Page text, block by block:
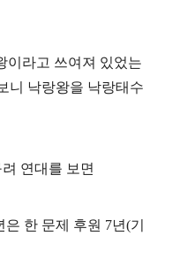
이라고 쓰여져 있었는
니 낙랑왕을 낙랑태수
연대를 보면
한 문제 후원 7년(기